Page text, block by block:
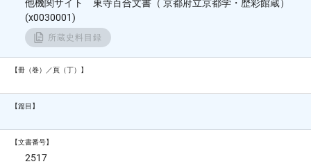
他機関サイト 東寺百合文書（ 京都府立京都学・歴彩館蔵）
(x0030001)
所蔵史料目録
【冊（巻）／頁（丁）】
【篇目】
【文書番号】
2517